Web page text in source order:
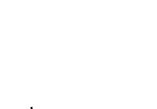
ทเคนยอดนิยม